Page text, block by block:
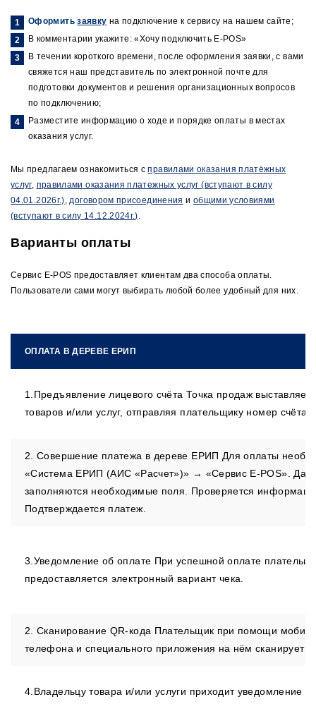
Оформитьзаявку на подключение к сервису на нашем сайте;
В комментарии укажите: «Хочу подключить E-POS»
В течении короткого времени, после оформления заявки, с вами
свяжется наш представитель по электронной почте для
подготовки документов и решения организационных вопросов
по подключению;
Разместите информацию о ходе и порядке оплаты в местах
оказания услуг.
Мы предлагаем ознакомиться справилами оказания платёжных
услуг, правилами оказания платежных услуг (вступают в силу
04.01.2026г.),договором присоединения и общими условиями
(вступают в силу 14.12.2024г.).
Варианты оплаты
Сервис E-POS предоставляет клиентам два способа оплаты.
Пользователи сами могут выбирать любой более удобный для них.
ОПЛАТА В ДЕРЕВЕ ЕРИП
1.Предъявление лицевого счёта Точка продаж выставляет
товаров и/или услуг, отправляя плательщику номер счёта.
2. Совершение платежа в дереве ЕРИП Для оплаты
«Система ЕРИП (АИС «Расчет»)» → «Сервис E-POS».
заполняются необходимые поля. Проверяется
Подтверждается платеж.
3.Уведомление об оплате При успешной оплате
предоставляется электронный вариант чека.
2. Сканирование QR-кода Плательщик при помощи
телефона и специального приложения на нём сканирует
4.Владельцу товара и/или услуги приходит уведомление